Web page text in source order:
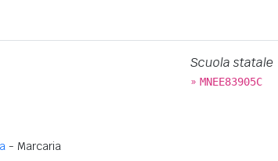
- Marcaria
Scuola statale
» MNEE83905C